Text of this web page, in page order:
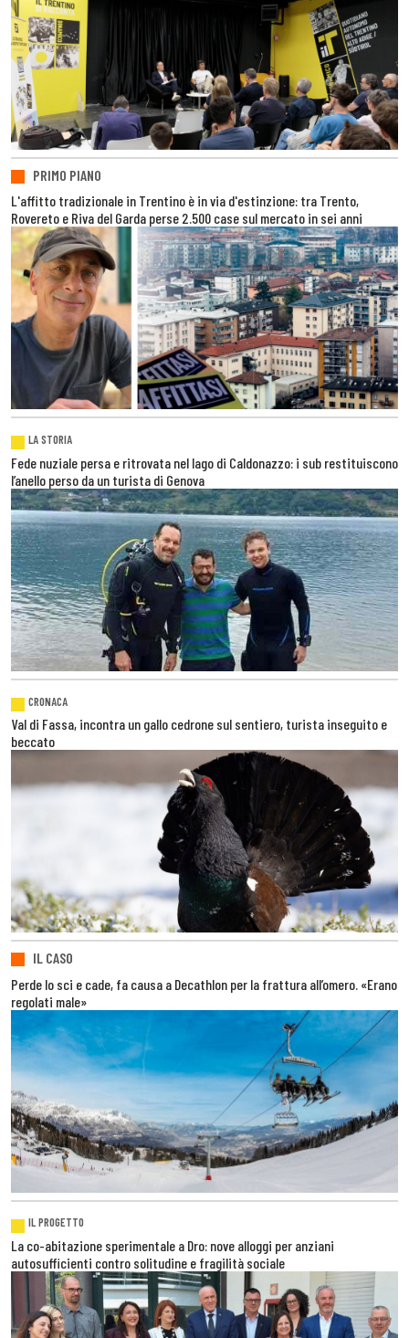
PRIMO PIANO
L'affitto tradizionale in Trentino è in via d'estinzione: tra Trento,
Rovereto e Riva del Garda perse 2.500 case sul mercato in sei anni
LA STORIA
Fede nuziale persa e ritrovata nel lago di Caldonazzo: i sub restituiscono
l’anello perso da un turista di Genova
CRONACA
Val di Fassa, incontra un gallo cedrone sul sentiero, turista inseguito e
beccato
IL CASO
Perde lo sci e cade, fa causa a Decathlon per la frattura all’omero. «Erano
regolati male»
IL PROGETTO
La co-abitazione sperimentale a Dro: nove alloggi per anziani
autosufficienti contro solitudine e fragilità sociale